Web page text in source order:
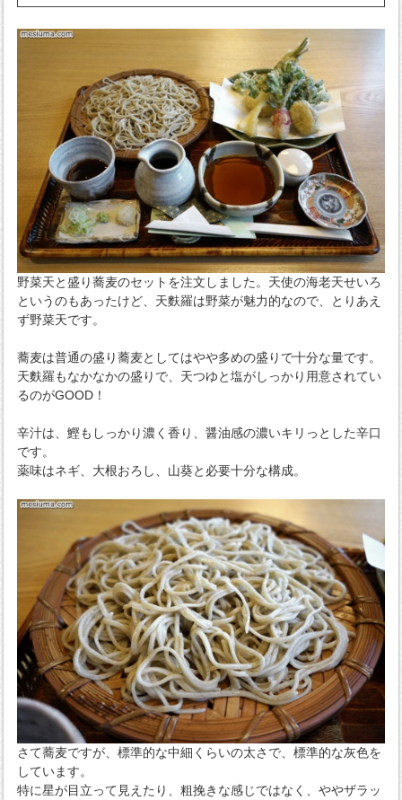
野菜天と盛り蕎麦のセットを注文しました。天使の海老天せいろ
というのもあったけど、天麩羅は野菜が魅力的なので、とりあえ
ず野菜天です。
蕎麦は普通の盛り蕎麦としてはやや多めの盛りで十分な量です。
天麩羅もなかなかの盛りで、天つゆと塩がしっかり用意されてい
るのがGOOD！
辛汁は、鰹もしっかり濃く香り、醤油感の濃いキリっとした辛口
です。
薬味はネギ、大根おろし、山葵と必要十分な構成。
さて蕎麦ですが、標準的な中細くらいの太さで、標準的な灰色を
しています。
特に星が目立って見えたり、粗挽きな感じではなく、ややザラッ